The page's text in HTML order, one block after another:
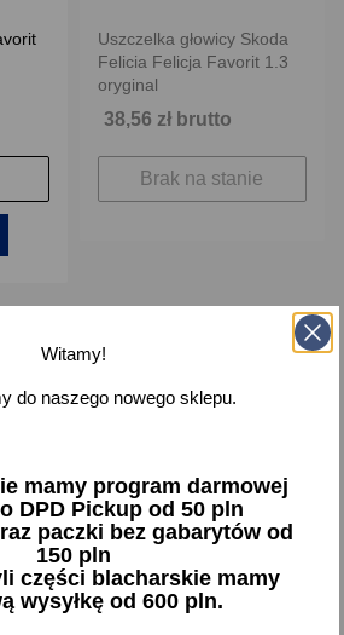
Uszczelka głowicy Skoda
Felicia Felicja Favorit 1.3
oryginal
38,56 zł brutto
Brak na stanie
favorite_border
Czujnik obrotów wału
Skoda Favorit Felicja
Witamy!
do naszego nowego sklepu.
mamy program darmowej
DPD Pickup od 50 pln
paczki bez gabarytów od
150 pln
części blacharskie mamy
wysyłkę od 600 pln.